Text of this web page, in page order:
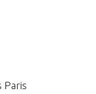
Paris